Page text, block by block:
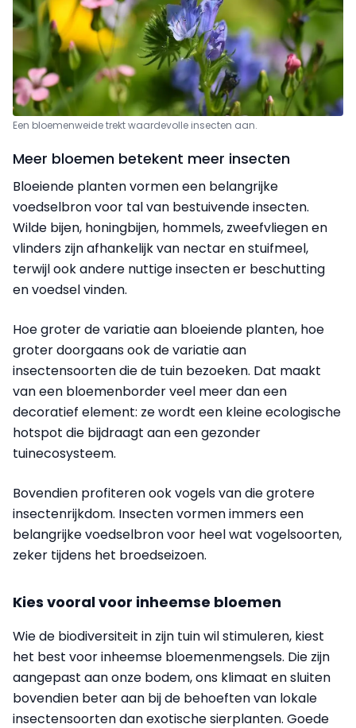
Een bloemenweide trekt waardevolle insecten aan.
Meer bloemen betekent meer insecten
Bloeiende planten vormen een belangrijke
voedselbron voor tal van bestuivende insecten.
Wilde bijen, honingbijen, hommels, zweefvliegen en
vlinders zijn afhankelijk van nectar en stuifmeel,
terwijl ook andere nuttige insecten er beschutting
en voedsel vinden.
Hoe groter de variatie aan bloeiende planten, hoe
groter doorgaans ook de variatie aan
insectensoorten die de tuin bezoeken. Dat maakt
van een bloemenborder veel meer dan een
decoratief element: ze wordt een kleine ecologische
hotspot die bijdraagt aan een gezonder
tuinecosysteem.
Bovendien profiteren ook vogels van die grotere
insectenrijkdom. Insecten vormen immers een
belangrijke voedselbron voor heel wat vogelsoorten,
zeker tijdens het broedseizoen.
Kies vooral voor inheemse bloemen
Wie de biodiversiteit in zijn tuin wil stimuleren, kiest
het best voor inheemse bloemenmengsels. Die zijn
aangepast aan onze bodem, ons klimaat en sluiten
bovendien beter aan bij de behoeften van lokale
insectensoorten dan exotische sierplanten. Goede